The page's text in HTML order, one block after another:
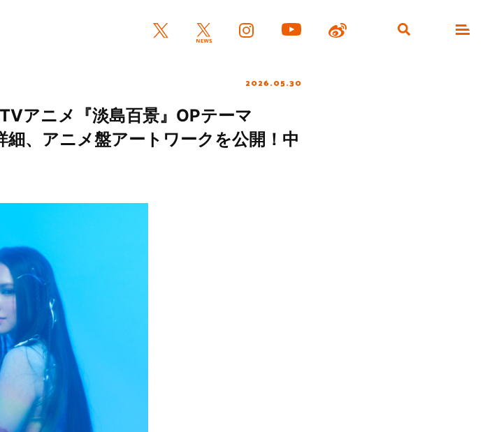
2026.05.30
アニメ『淡島百景』OPテーマ
、アニメ盤アートワークを公開！中